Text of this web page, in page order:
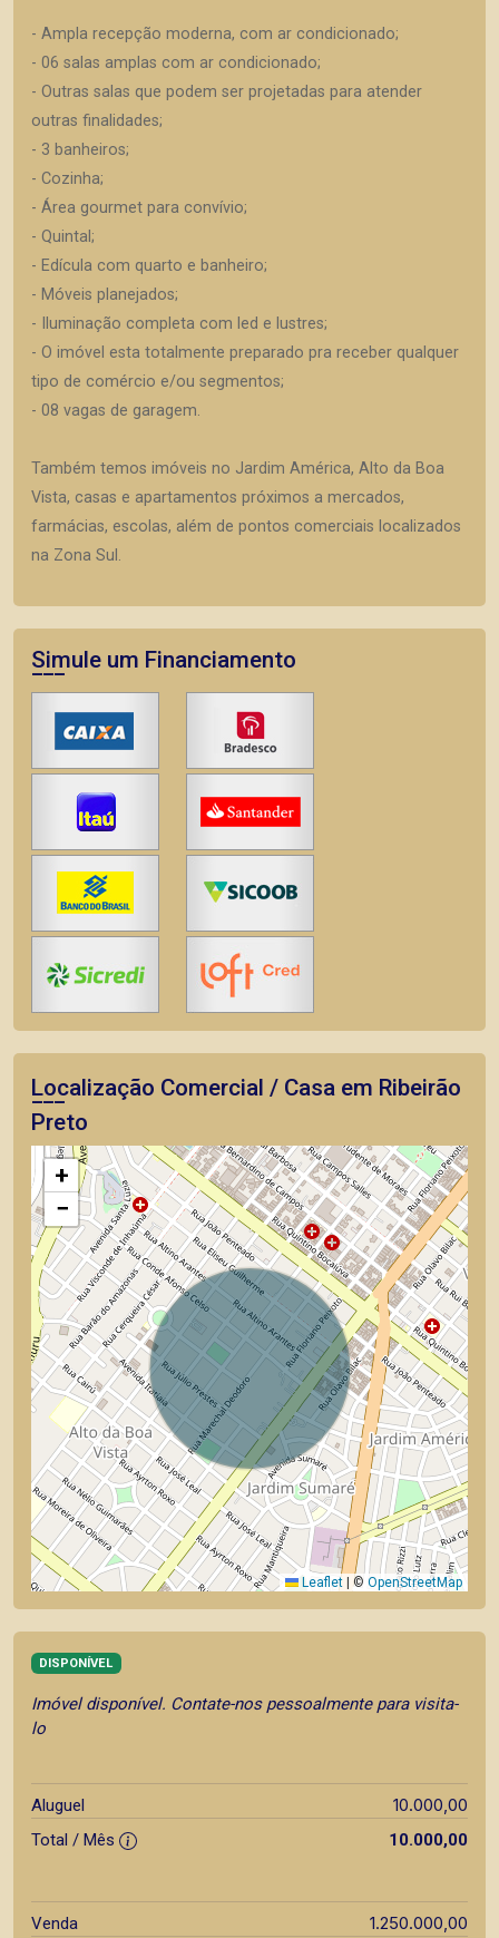
- Ampla recepção moderna, com ar condicionado;
- 06 salas amplas com ar condicionado;
- Outras salas que podem ser projetadas para atender
outras finalidades;
- 3 banheiros;
- Cozinha;
- Área gourmet para convívio;
- Quintal;
- Edícula com quarto e banheiro;
- Móveis planejados;
- Iluminação completa com led e lustres;
- O imóvel esta totalmente preparado pra receber qualquer
tipo de comércio e/ou segmentos;
- 08 vagas de garagem.
Também temos imóveis no Jardim América, Alto da Boa
Vista, casas e apartamentos próximos a mercados,
farmácias, escolas, além de pontos comerciais localizados
na Zona Sul.
Simule um Financiamento
Localização Comercial / Casa em Ribeirão
Preto
+
−
Leaflet © OpenStreetMap
DISPONÍVEL
Imóvel disponível. Contate-nos pessoalmente para visita-
lo
Aluguel 10.000,00
Total / Mês 10.000,00
Venda 1.250.000,00